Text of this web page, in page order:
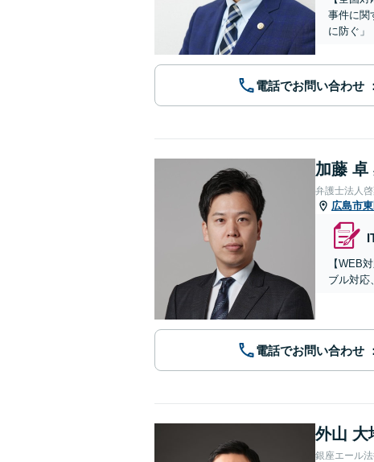
事件に関
に防ぐ」
電話でお問い合わせ
加藤 卓
弁護士法人
広島市
【WEB
ブル対応
電話でお問い合わせ
外山 大
銀座エール